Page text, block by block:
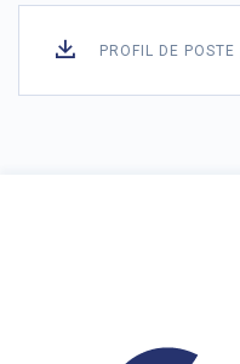
PROFIL DE